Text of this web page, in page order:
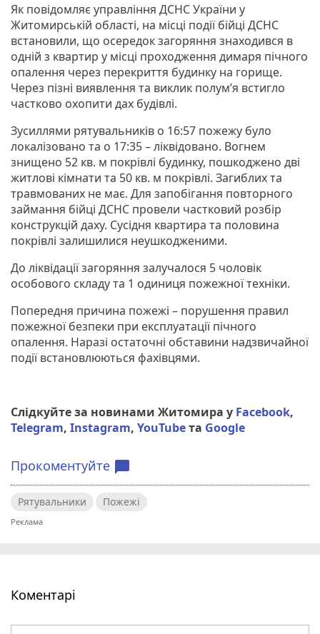
Як повідомляє управління ДСНС України у
Житомирській області, на місці події бійці ДСНС
встановили, що осередок загоряння знаходився в
одній з квартир у місці проходження димаря пічного
опалення через перекриття будинку на горище.
Через пізні виявлення та виклик полум’я встигло
частково охопити дах будівлі.
Зусиллями рятувальників о 16:57 пожежу було
локалізовано та о 17:35 – ліквідовано. Вогнем
знищено 52 кв. м покрівлі будинку, пошкоджено дві
житлові кімнати та 50 кв. м покрівлі. Загиблих та
травмованих не має. Для запобігання повторного
займання бійці ДСНС провели частковий розбір
конструкцій даху. Сусідня квартира та половина
покрівлі залишилися неушкодженими.
До ліквідації загоряння залучалося 5 чоловік
особового складу та 1 одиниця пожежної техніки.
Попередня причина пожежі – порушення правил
пожежної безпеки при експлуатації пічного
опалення. Наразі остаточні обставини надзвичайної
події встановлюються фахівцями.
Слідкуйте за новинами Житомира у Facebook,
Telegram, Instagram, YouTubeта Google
Прокоментуйте chat_bubble
Рятувальники Пожежі
Коментарі